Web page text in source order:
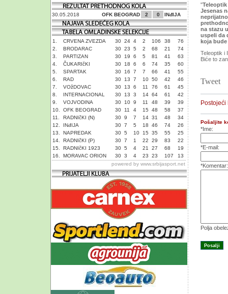
30.05.2018 OFK BEOGRAD 2 0 INđIJA
1. CRVENA ZVEZDA 30 24 4 2 106 38
76
2.
BRODARAC 30 23 5 2 68 21
74
3.
PARTIZAN 30 19 6 5 81 41
63
4.
ČUKARIčKI 30 18 6 6 74 35
60
5.
SPARTAK 30 16 7 7 66 41
55
6.
RAD 30 13 7 10 50 42
46
7.
VOžDOVAC 30 13 6 11 76 61
45
8.
INTERNACIONAL 30 13 3 14 64 61
42
9.
VOJVODINA 30 10 9 11 48 39
39
10.
OFK BEOGRAD 30 11 4 15 48 58
37
11.
RADNIčKI (N) 30 9 7 14 31 48
34
12.
INđIJA 30 7 5 18 46 74
26
13.
NAPREDAK 30 5 10 15 35 55
25
14.
RADNIčKI (P) 30 7 1 22 29 83
22
15.
RADNIčKI 1923 30 5 4 21 27 68
19
16.
MORAVAC ORION 30 3 4 23 23 107
13
powered by www.srbijasport.net
"
Jesenas
na stazu
uspeli da
koja
Teleoptik i
Biće to
Tweet
Postojeći
Pošaljite
*Ime:
*E-mail:
*Komentar:
Polja